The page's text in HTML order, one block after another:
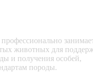
животных для
и получения особей,
породы.